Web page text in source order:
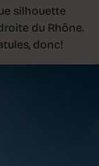
silhouette
du Rhône.
donc!